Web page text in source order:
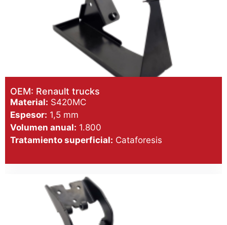
OEM: Renault trucks
Material: S420MC
Espesor: 1,5 mm
Volumen anual: 1.800
Tratamiento superficial: Cataforesis